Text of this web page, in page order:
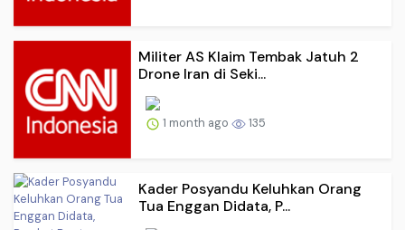
Militer AS Klaim Tembak Jatuh 2
Drone Iran di Seki...
1 month ago 135
Kader Posyandu Keluhkan Orang
Tua Enggan Didata, P...